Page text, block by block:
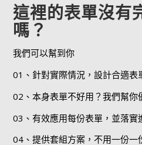
這裡的表單沒有
嗎？
我們可以幫到你
01、針對實際情況，設計合適表
02、本身表單不好用？我們幫你
03、有效應用每份表單，並落實
04、提供套組方案，不用一份一